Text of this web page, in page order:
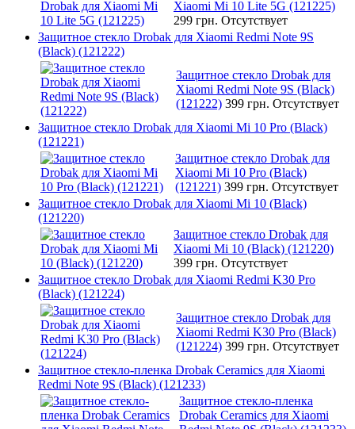
Xiaomi Mi 10 Lite 5G (121225)
299 грн. Отсутствует
Защитное стекло Drobak для Xiaomi Redmi Note 9S
(Black) (121222)
Защитное стекло Drobak для
Xiaomi Redmi Note 9S (Black)
(121222) 399 грн. Отсутствует
Защитное стекло Drobak для Xiaomi Mi 10 Pro (Black)
(121221)
Защитное стекло Drobak для
Xiaomi Mi 10 Pro (Black)
(121221) 399 грн. Отсутствует
Защитное стекло Drobak для Xiaomi Mi 10 (Black)
(121220)
Защитное стекло Drobak для
Xiaomi Mi 10 (Black) (121220)
399 грн. Отсутствует
Защитное стекло Drobak для Xiaomi Redmi K30 Pro
(Black) (121224)
Защитное стекло Drobak для
Xiaomi Redmi K30 Pro (Black)
(121224) 399 грн. Отсутствует
Защитное стекло-пленка Drobak Ceramics для Xiaomi
Redmi Note 9S (Black) (121233)
Защитное стекло-пленка
Drobak Ceramics для Xiaomi